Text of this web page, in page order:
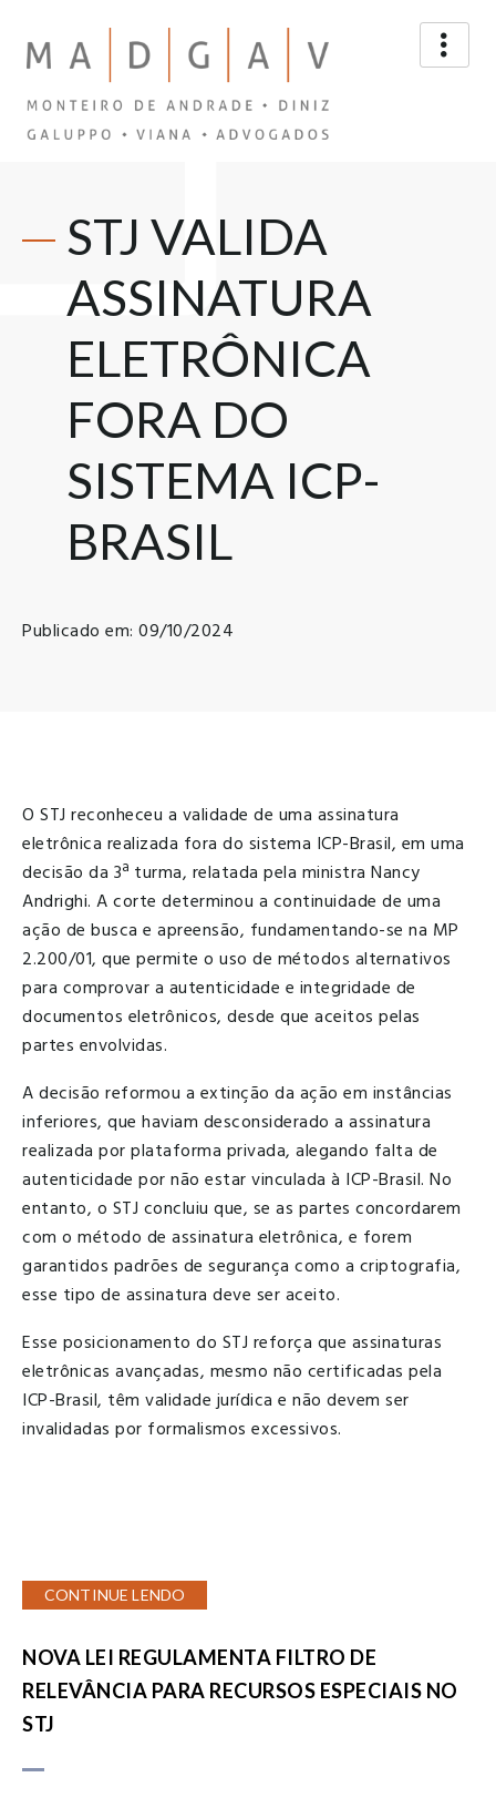
STJ VALIDA
ASSINATURA
ELETRÔNICA
FORA DO
SISTEMA ICP-
BRASIL
Publicado em: 09/10/2024
O STJ reconheceu a validade de uma assinatura
eletrônica realizada fora do sistema ICP-Brasil, em uma
decisão da 3ª turma, relatada pela ministra Nancy
Andrighi. A corte determinou a continuidade de uma
ação de busca e apreensão, fundamentando-se na MP
2.200/01, que permite o uso de métodos alternativos
para comprovar a autenticidade e integridade de
documentos eletrônicos, desde que aceitos pelas
partes envolvidas.
A decisão reformou a extinção da ação em instâncias
inferiores, que haviam desconsiderado a assinatura
realizada por plataforma privada, alegando falta de
autenticidade por não estar vinculada à ICP-Brasil. No
entanto, o STJ concluiu que, se as partes concordarem
com o método de assinatura eletrônica, e forem
garantidos padrões de segurança como a criptografia,
esse tipo de assinatura deve ser aceito.
Esse posicionamento do STJ reforça que assinaturas
eletrônicas avançadas, mesmo não certificadas pela
ICP-Brasil, têm validade jurídica e não devem ser
invalidadas por formalismos excessivos.
CONTINUE LENDO
NOVA LEI REGULAMENTA FILTRO DE
RELEVÂNCIA PARA RECURSOS ESPECIAIS NO
STJ